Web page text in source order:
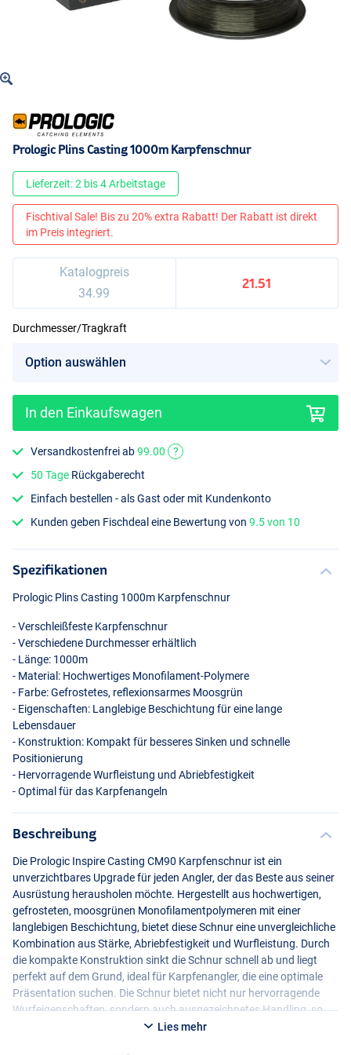
Prologic Plins Casting 1000m Karpfenschnur
Lieferzeit: 2 bis 4 Arbeitstage
Fischtival Sale! Bis zu 20% extra Rabatt! Der Rabatt ist direkt
im Preis integriert.
Katalogpreis
34.99
21.51
Durchmesser/Tragkraft
In den Einkaufswagen
Versandkostenfrei ab99.00
?
50 Tage Rückgaberecht
Einfach bestellen - als Gast oder mit Kundenkonto
Kunden geben Fischdeal eine Bewertung von9.5 von 10
Spezifikationen
Prologic Plins Casting 1000m Karpfenschnur
- Verschleißfeste Karpfenschnur
- Verschiedene Durchmesser erhältlich
- Länge: 1000m
- Material: Hochwertiges Monofilament-Polymere
- Farbe: Gefrostetes, reflexionsarmes Moosgrün
- Eigenschaften: Langlebige Beschichtung für eine lange
Lebensdauer
- Konstruktion: Kompakt für besseres Sinken und schnelle
Positionierung
- Hervorragende Wurfleistung und Abriebfestigkeit
- Optimal für das Karpfenangeln
Beschreibung
Die Prologic Inspire Casting CM90 Karpfenschnur ist ein
unverzichtbares Upgrade für jeden Angler, der das Beste aus seiner
Ausrüstung herausholen möchte. Hergestellt aus hochwertigen,
gefrosteten, moosgrünen Monofilamentpolymeren mit einer
langlebigen Beschichtung, bietet diese Schnur eine unvergleichliche
Kombination aus Stärke, Abriebfestigkeit und Wurfleistung. Durch
die kompakte Konstruktion sinkt die Schnur schnell ab und liegt
perfekt auf dem Grund, ideal für Karpfenangler, die eine optimale
Präsentation suchen. Die Schnur bietet nicht nur hervorragende
Wurfeigenschaften, sondern auch ausgezeichnetes Handling, so
dass Sie mühelos selbst die größten Karpfen landen können. Egal,
Lies mehr